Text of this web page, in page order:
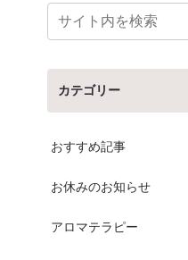
カテゴリー
おすすめ記事
お休みのお知らせ
アロマテラピー